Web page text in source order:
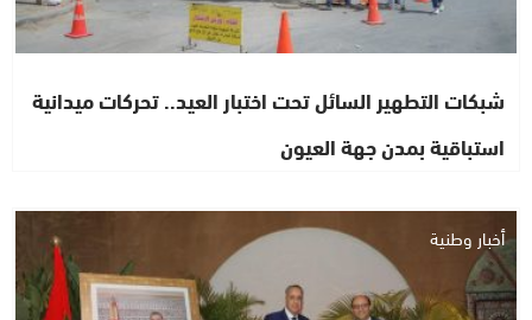
شبكات التطهير السائل تحت اختبار العيد.. تحركات ميدانية
استباقية بمدن جهة العيون
أخبار وطنية